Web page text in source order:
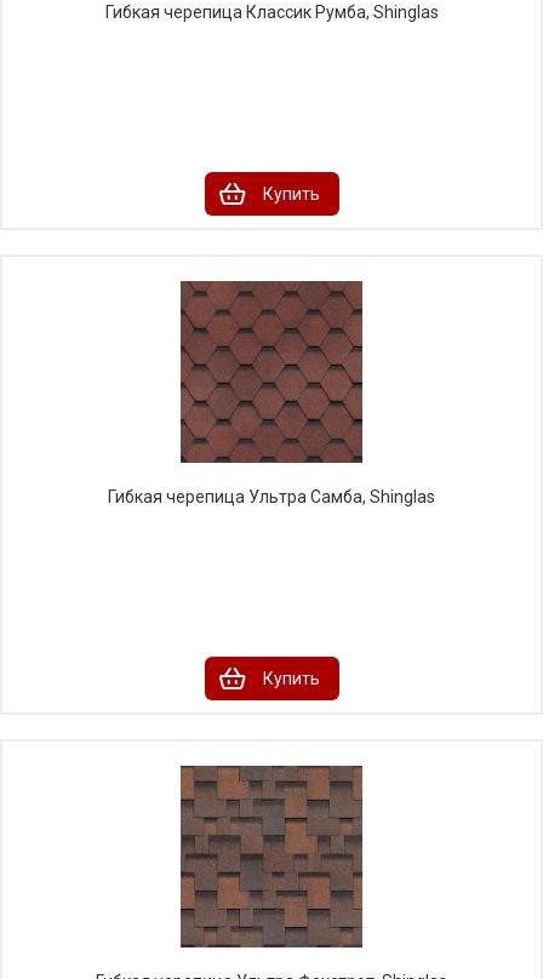
Гибкая черепица Классик Румба, Shinglas
Купить
Гибкая черепица Ультра Самба, Shinglas
Купить